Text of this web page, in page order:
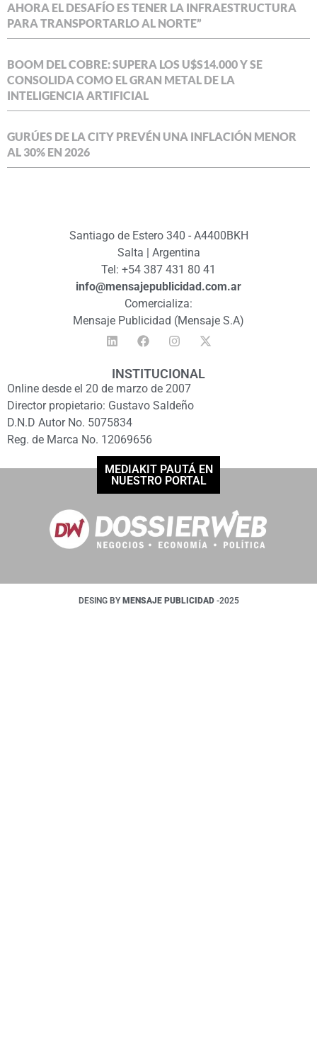
AHORA EL DESAFÍO ES TENER LA INFRAESTRUCTURA
PARA TRANSPORTARLO AL NORTE”
BOOM DEL COBRE: SUPERA LOS U$S14.000 Y SE
CONSOLIDA COMO EL GRAN METAL DE LA
INTELIGENCIA ARTIFICIAL
GURÚES DE LA CITY PREVÉN UNA INFLACIÓN MENOR
AL 30% EN 2026
Santiago de Estero 340 - A4400BKH
Salta | Argentina
Tel: +54 387 431 80 41
info@mensajepublicidad.com.ar
Comercializa:
Mensaje Publicidad (Mensaje S.A)
INSTITUCIONAL
Online desde el 20 de marzo de 2007
Director propietario: Gustavo Saldeño
D.N.D Autor No. 5075834
Reg. de Marca No. 12069656
MEDIAKIT PAUTÁ EN
NUESTRO PORTAL
DESING BY MENSAJE PUBLICIDAD -2025